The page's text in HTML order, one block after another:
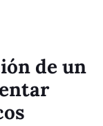
de un